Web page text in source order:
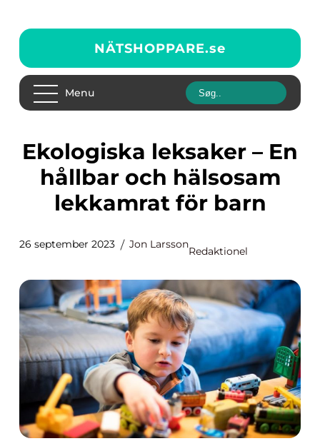
NÄTSHOPPARE.se
Menu
Ekologiska leksaker – En
hållbar och hälsosam
lekkamrat för barn
26 september 2023 Jon Larsson
Redaktionel